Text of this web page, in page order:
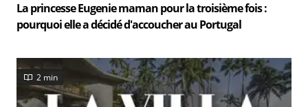
La princesse Eugenie maman pour la troisième fois :
pourquoi elle a décidé d'accoucher au Portugal
2 min